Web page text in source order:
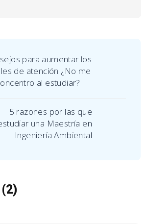
para aumentar los
de atención ¿No me
al estudiar?
5 razones por las que
una Maestría en
Ingeniería Ambiental